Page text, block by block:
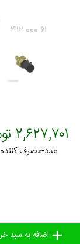
۴۱۲ ۰۰۰ ۶۱
۲,۶۲۷,۷۰۱ تومان
عدد-مصرف کننده
add